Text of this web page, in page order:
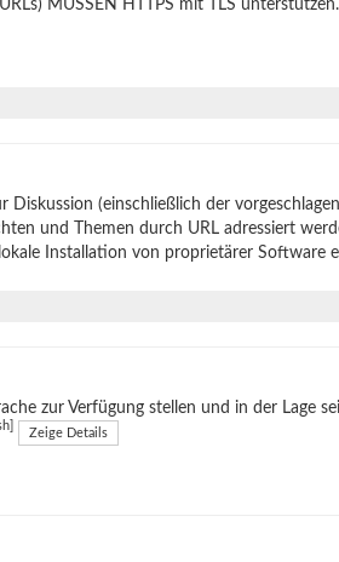
MÜSSEN HTTPS mit TLS unterstützen.
Diskussion (einschließlich der
und Themen durch URL adressiert
Installation von proprietärer Software
zur Verfügung stellen und in der Lage
Zeige Details